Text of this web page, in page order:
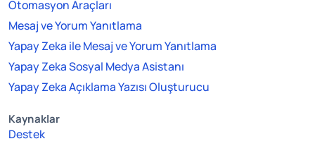
Otomasyon Araçları
Mesaj ve Yorum Yanıtlama
Yapay Zeka ile Mesaj ve Yorum Yanıtlama
Yapay Zeka Sosyal Medya Asistanı
Yapay Zeka Açıklama Yazısı Oluşturucu
Kaynaklar
Destek